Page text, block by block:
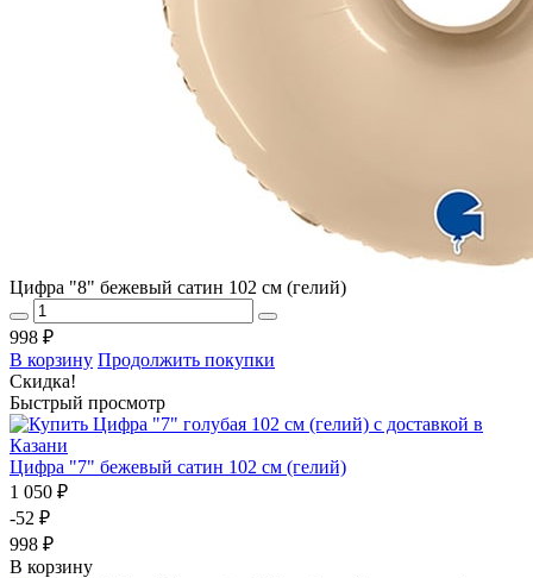
Цифра "8" бежевый сатин 102 см (гелий)
998 ₽
В корзину Продолжить покупки
Скидка!
Быстрый просмотр
Цифра "7" бежевый сатин 102 см (гелий)
1 050 ₽
-52 ₽
998 ₽
В корзину